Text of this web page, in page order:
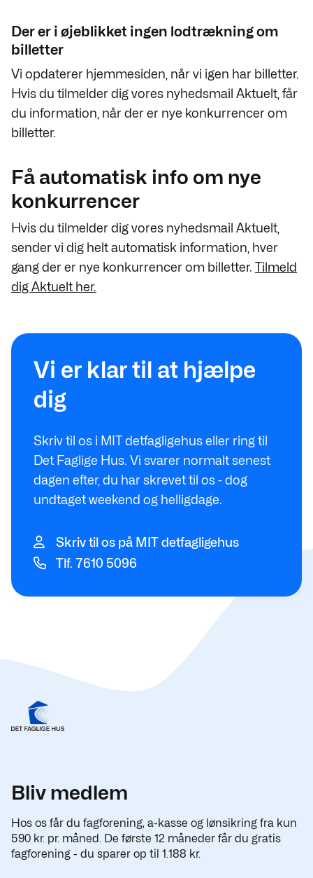
Der er i øjeblikket ingen lodtrækning om
billetter
Vi opdaterer hjemmesiden, når vi igen har billetter.
Hvis du tilmelder dig vores nyhedsmail Aktuelt, får
du information, når der er nye konkurrencer om
billetter.
Få automatisk info om nye
konkurrencer
Hvis du tilmelder dig vores nyhedsmail Aktuelt,
sender vi dig helt automatisk information, hver
gang der er nye konkurrencer om billetter. Tilmeld
dig Aktuelt her.
Vi er klar til at hjælpe
dig
Skriv til os i MIT detfagligehus eller ring til
Det Faglige Hus. Vi svarer normalt senest
dagen efter, du har skrevet til os - dog
undtaget weekend og helligdage.
Skriv til os på MIT detfagligehus
Tlf. 7610 5096
Bliv medlem
Hos os får du fagforening, a-kasse og lønsikring fra kun
590 kr. pr. måned. De første 12 måneder får du gratis
fagforening - du sparer op til 1.188 kr.